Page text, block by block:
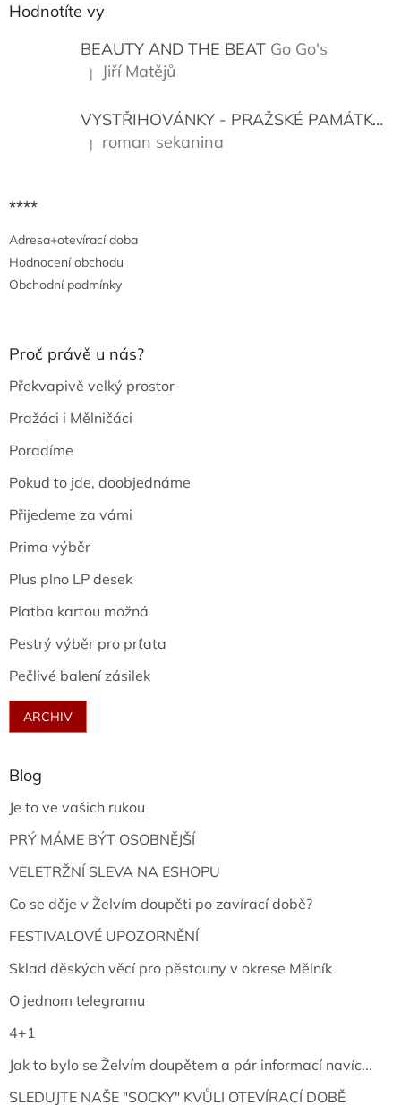
Hodnotíte vy
BEAUTY AND THE BEAT Go Go's
Hodnocení produktu je 5 z 5 hvězdiček.
| Jiří Matějů
VYSTŘIHOVÁNKY - PRAŽSKÉ PAMÁTKY
Hodnocení produktu je 5 z 5 hvězdiček.
| roman sekanina
****
Adresa+otevírací doba
Hodnocení obchodu
Obchodní podmínky
Proč právě u nás?
Překvapivě velký prostor
Pražáci i Mělničáci
Poradíme
Pokud to jde, doobjednáme
Přijedeme za vámi
Prima výběr
Plus plno LP desek
Platba kartou možná
Pestrý výběr pro prťata
Pečlivé balení zásilek
ARCHIV
Blog
Je to ve vašich rukou
PRÝ MÁME BÝT OSOBNĚJŠÍ
VELETRŽNÍ SLEVA NA ESHOPU
Co se děje v Želvím doupěti po zavírací době?
FESTIVALOVÉ UPOZORNĚNÍ
Sklad děských věcí pro pěstouny v okrese Mělník
O jednom telegramu
4+1
Jak to bylo se Želvím doupětem a pár informací navíc...
SLEDUJTE NAŠE "SOCKY" KVŮLI OTEVÍRACÍ DOBĚ